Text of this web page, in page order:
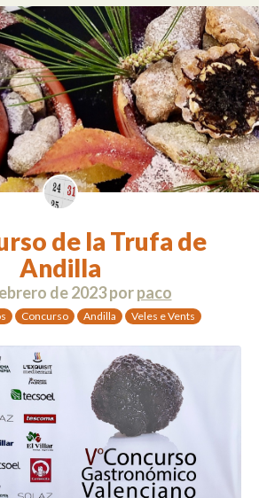
de la Trufa de
Andilla
de 2023porpaco
Concurso Andilla Veles e Vents